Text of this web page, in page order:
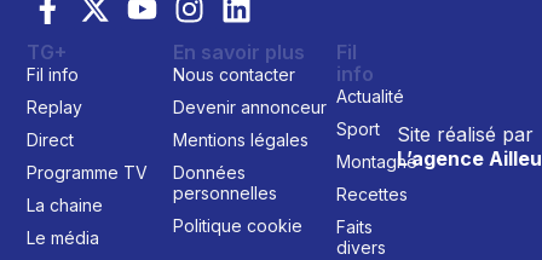
Site réalisé par
L’agence
TG+
Fil info
Replay
Direct
Programme TV
La chaine
Le média
En savoir plus
Nous contacter
Devenir annonceur
Mentions légales
Données
personnelles
Politique cookie
Fil
info
Actualité
Sport
Montagne
Recettes
Faits
divers